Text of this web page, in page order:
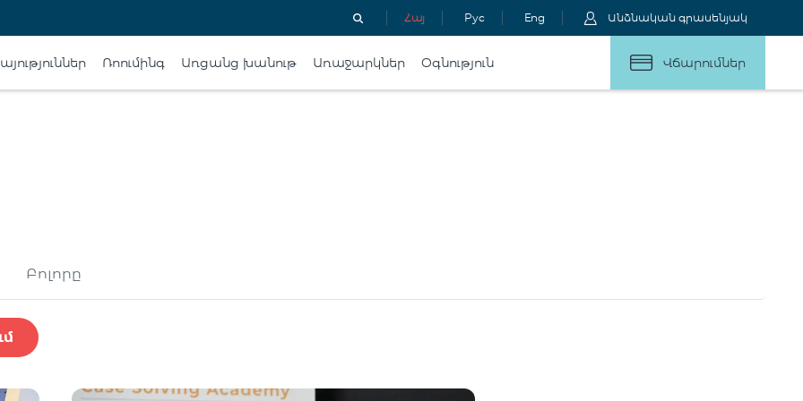
Հայ Рус Eng Անձնական գրասենյակ
Ռոումինգ Առցանց խանութ Առաջարկներ Օգնություն Վճարումներ
Բոլորը